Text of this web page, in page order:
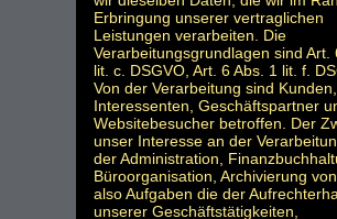
Erbringung unserer vertraglichen
Leistungen verarbeiten. Die
Verarbeitungsgrundlagen sind Art.
lit. c. DSGVO, Art. 6 Abs. 1 lit. f.
Von der Verarbeitung sind Kunden,
Interessenten, Geschäftspartner
Websitebesucher betroffen. Der
unser Interesse an der
der Administration,
Büroorganisation, Archivierung von
also Aufgaben die der
unserer Geschäftstätigkeiten,